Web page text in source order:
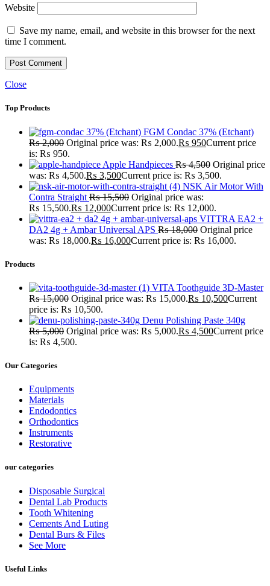
Website
Save my name, email, and website in this browser for the next
time I comment.
Close
Top Products
FGM Condac 37% (Etchant)
₨2,000 Original price was: ₨ 2,000.₨ 950Current price
is: ₨ 950.
Apple Handpieces ₨4,500 Original price
was: ₨ 4,500.₨ 3,500Current price is: ₨ 3,500.
NSK Air Motor With
Contra Straight ₨15,500 Original price was:
₨ 15,500.₨ 12,000Current price is: ₨ 12,000.
VITTRA EA2 +
DA2 4g + Ambar Universal APS ₨18,000 Original price
was: ₨ 18,000.₨ 16,000Current price is: ₨ 16,000.
Products
VITA Toothguide 3D-Master
₨15,000 Original price was: ₨ 15,000.₨ 10,500Current
price is: ₨ 10,500.
Denu Polishing Paste 340g
₨5,000 Original price was: ₨ 5,000.₨ 4,500Current price
is: ₨ 4,500.
Our Categories
Equipments
Materials
Endodontics
Orthodontics
Instruments
Restorative
our categories
Disposable Surgical
Dental Lab Products
Tooth Whitening
Cements And Luting
Dental Burs & Files
See More
Useful Links